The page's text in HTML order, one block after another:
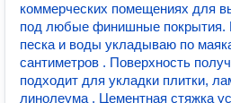
коммерческих помещениях для
под любые финишные покрытия.
песка и воды укладываю по
сантиметров . Поверхность
подходит для укладки плитки,
линолеума . Цементная стяжка